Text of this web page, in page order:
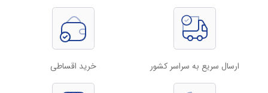
ارسال سریع به سراسر کشور خرید اقساطی